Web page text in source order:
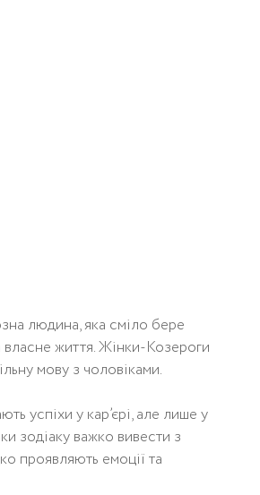
людина, яка сміло бере
власне життя. Жінки-Козероги
мову з чоловіками.
успіхи у кар’єрі, але лише у
зодіаку важко вивести з
проявляють емоції та